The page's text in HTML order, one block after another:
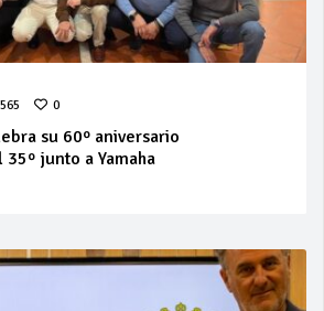
565 0
su 60º aniversario
junto a Yamaha